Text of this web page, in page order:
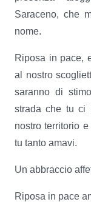
Saraceno, che
nome.
Riposa in pace,
al nostro
saranno di
strada che tu ci
nostro territorio
tu tanto amavi.
Un abbraccio
Riposa in pace